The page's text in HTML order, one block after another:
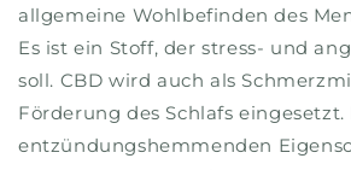
allgemeine Wohlbefinden des
Es ist ein Stoff, der stress- und
soll. CBD wird auch als
Förderung des Schlafs eingesetzt.
entzündungshemmenden